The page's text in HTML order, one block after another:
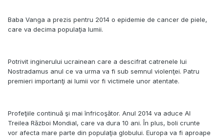
Baba Vanga a prezis pentru 2014 o epidemie de cancer de piele,
care va decima populaţia lumii.
Potrivit inginerului ucrainean care a descifrat catrenele lui
Nostradamus anul ce va urma va fi sub semnul violenţei. Patru
premieri importanţi ai lumii vor fi victimele unor atentate.
Profeţiile continuă şi mai înfricoşător. Anul 2014 va aduce Al
Treilea Război Mondial, care va dura 10 ani. În plus, boli crunte
vor afecta mare parte din populaţia globului. Europa va fi aproape